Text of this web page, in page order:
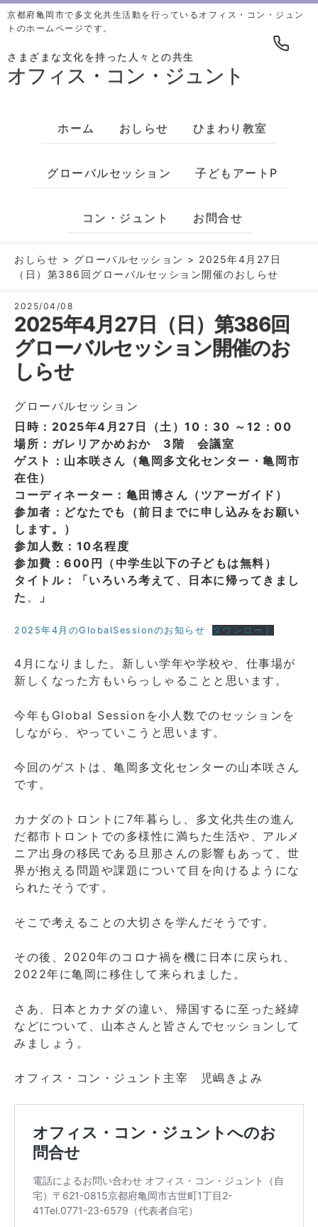
京都府亀岡市で多文化共生活動を行っているオフィス・コン・ジュン
トのホームページです。
さまざまな文化を持った人々との共生
オフィス・コン・ジュント
ホーム おしらせ ひまわり教室
グローバルセッション 子どもアートP
コン・ジュント お問合せ
おしらせ > グローバルセッション > 2025年4月27日
（日）第386回グローバルセッション開催のおしらせ
2025/04/08
2025年4月27日（日）第386回
グローバルセッション開催のお
しらせ
グローバルセッション
日時：2025年4月27日（土）10：30 ～12：00
場所：ガレリアかめおか 3階 会議室
ゲスト：山本咲さん（亀岡多文化センター・亀岡市
在住）
コーディネーター：亀田博さん（ツアーガイド）
参加者：どなたでも（前日までに申し込みをお願い
します。）
参加人数：10名程度
参加費：600円（中学生以下の子どもは無料）
タイトル：「いろいろ考えて、日本に帰ってきまし
た 。 」
2025年4月のGlobalSessionのお知らせ ダウンロード
4月になりました。新しい学年や学校や、仕事場が
新しくなった方もいらっしゃることと思います。
今年もGlobal Sessionを小人数でのセッションを
しながら、やっていこうと思います。
今回のゲストは、亀岡多文化センターの山本咲さん
です。
カナダのトロントに7年暮らし、多文化共生の進ん
だ都市トロントでの多様性に満ちた生活や、アルメ
ニア出身の移民である旦那さんの影響もあって、世
界が抱える問題や課題について目を向けるようにな
られたそうです。
そこで考えることの大切さを学んだそうです。
その後、2020年のコロナ禍を機に日本に戻られ、
2022年に亀岡に移住して来られました。
さあ、日本とカナダの違い、帰国するに至った経緯
などについて、山本さんと皆さんでセッションして
みましょう。
オフィス・コン・ジュント主宰 児嶋きよみ